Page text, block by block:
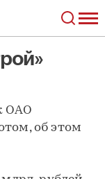
ОАО
об этом